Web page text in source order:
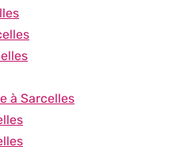
à Sarcelles